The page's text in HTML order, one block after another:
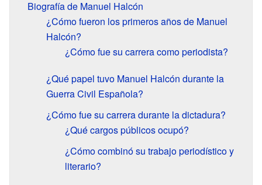
Biografía de Manuel Halcón
¿Cómo fueron los primeros años de Manuel
Halcón?
¿Cómo fue su carrera como periodista?
¿Qué papel tuvo Manuel Halcón durante la
Guerra Civil Española?
¿Cómo fue su carrera durante la dictadura?
¿Qué cargos públicos ocupó?
¿Cómo combinó su trabajo periodístico y
literario?